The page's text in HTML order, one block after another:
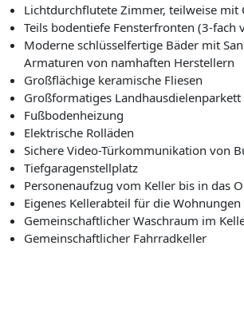
Lichtdurchflutete Zimmer, teilweise mit
Teils bodentiefe Fensterfronten (3-fach
Moderne schlüsselfertige Bäder mit
Armaturen von namhaften Herstellern
Großflächige keramische Fliesen
Großformatiges Landhausdielenparkett
Fußbodenheizung
Elektrische Rolläden
Sichere Video-Türkommunikation von
Tiefgaragenstellplatz
Personenaufzug vom Keller bis in das
Eigenes Kellerabteil für die Wohnungen
Gemeinschaftlicher Waschraum im
Gemeinschaftlicher Fahrradkeller